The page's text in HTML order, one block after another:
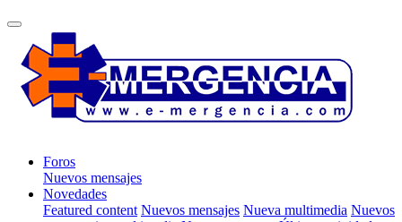
Foros
Nuevos mensajes
Novedades
Featured content Nuevos mensajes Nueva multimedia Nuevos